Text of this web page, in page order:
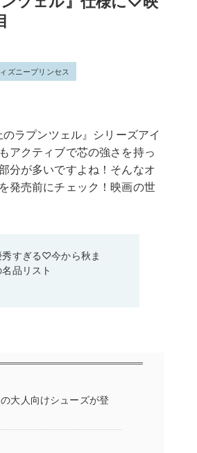
ズニープリンセス
ラプンツェル』シリーズアイ
アクティブで芯の強さを持っ
分が多いですよね！そんなオ
発売前にチェック！映画の世
すぎる♡今から秋ま
品リスト
大人向けシューズが登